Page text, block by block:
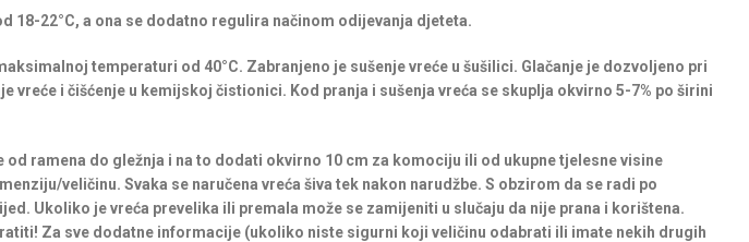
18-22°C, a ona se dodatno regulira načinom odijevanja djeteta.
temperaturi od 40°C. Zabranjeno je sušenje vreće u šušilici. Glačanje je dozvoljeno pri
vreće i čišćenje u kemijskoj čistionici. Kod pranja i sušenja vreća se skuplja okvirno 5-7% po širini
ramena do gležnja i na to dodati okvirno 10 cm za komociju ili od ukupne tjelesne visine
veličinu. Svaka se naručena vreća šiva tek nakon narudžbe. S obzirom da se radi po
Ukoliko je vreća prevelika ili premala može se zamijeniti u slučaju da nije prana i korištena.
Za sve dodatne informacije (ukoliko niste sigurni koji veličinu odabrati ili imate nekih drugih